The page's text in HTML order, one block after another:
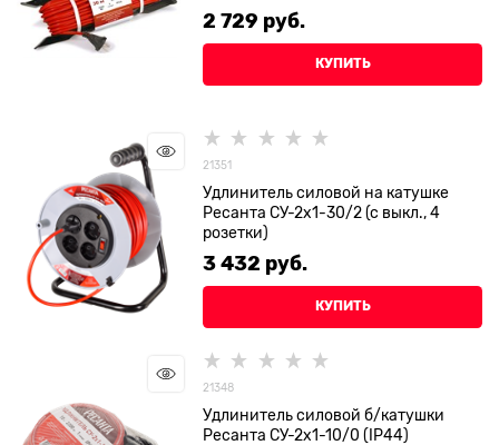
2 729 руб.
КУПИТЬ
21351
Удлинитель силовой на катушке
Ресанта СУ-2х1-30/2 (с выкл., 4
розетки)
3 432 руб.
КУПИТЬ
21348
Удлинитель силовой б/катушки
Ресанта СУ-2х1-10/0 (IP44)